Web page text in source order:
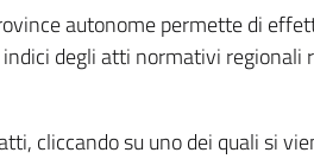
autonome permette di
degli atti normativi
cliccando su uno dei quali si